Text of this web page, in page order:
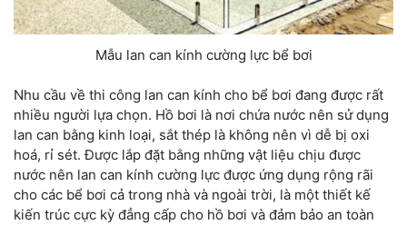
Mẫu lan can kính cường lực bể bơi
Nhu cầu về thi công lan can kính cho bể bơi đang được rất
nhiều người lựa chọn. Hồ bơi là nơi chứa nước nên sử dụng
lan can bằng kinh loại, sắt thép là không nên vì dễ bị oxi
hoá, rỉ sét. Được lắp đặt bằng những vật liệu chịu được
nước nên lan can kính cường lực được ứng dụng rộng rãi
cho các bể bơi cả trong nhà và ngoài trời, là một thiết kế
kiến trúc cực kỳ đẳng cấp cho hồ bơi và đảm bảo an toàn